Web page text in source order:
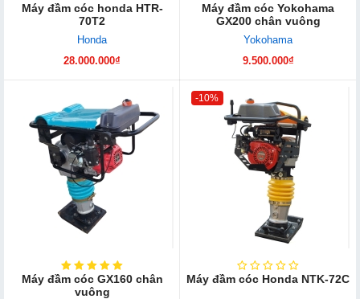
Máy đầm cóc honda HTR-
70T2
Honda
28.000.000₫
Máy đầm cóc Yokohama
GX200 chân vuông
Yokohama
9.500.000₫
Máy đầm cóc GX160 chân
vuông
-10%
Máy đầm cóc Honda NTK-72C